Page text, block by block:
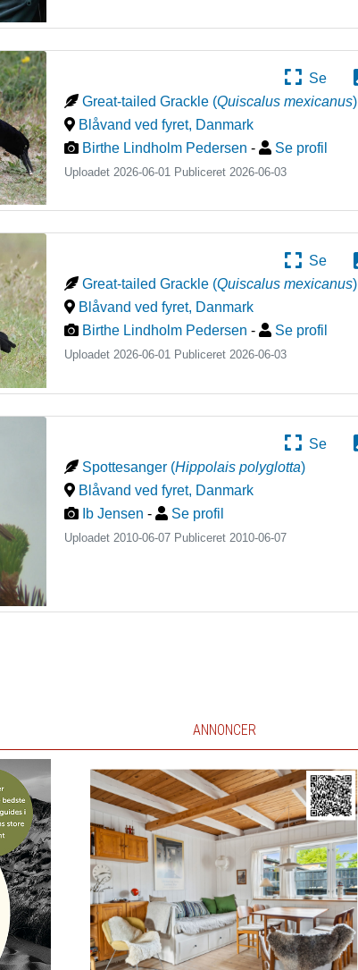
Se
Great-tailed Grackle (Quiscalus mexicanus)
Blåvand ved fyret, Danmark
Birthe Lindholm Pedersen - Se profil
Uploadet 2026-06-01 Publiceret 2026-06-03
Se
Great-tailed Grackle (Quiscalus mexicanus)
Blåvand ved fyret, Danmark
Birthe Lindholm Pedersen - Se profil
Uploadet 2026-06-01 Publiceret2026-06-03
Se
Spottesanger (Hippolais polyglotta)
Blåvand ved fyret, Danmark
Ib Jensen - Se profil
Uploadet 2010-06-07 Publiceret2010-06-07
ANNONCER